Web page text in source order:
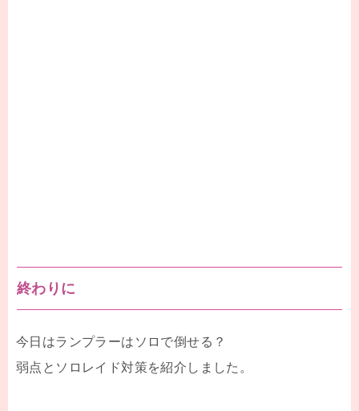
終わりに
今日はランプラーはソロで倒せる？
弱点とソロレイド対策を紹介しました。